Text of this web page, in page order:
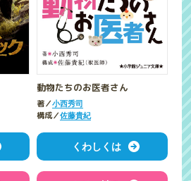
動物たちのお医者さん
著／小西秀司
構成／佐藤貴紀
くわしくは